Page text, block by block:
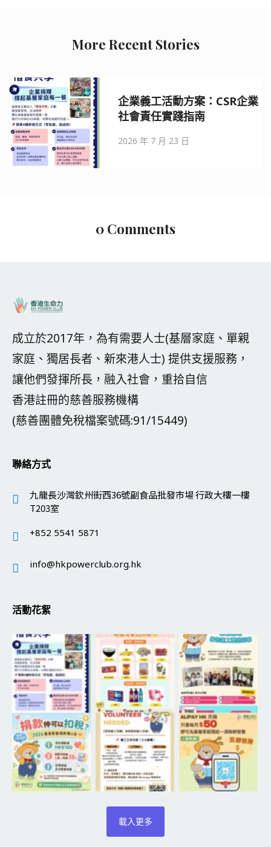
More Recent Stories
：CSR企業
香港義工招募
活動報名・義
香港生命力
0 Comments
成立於2017年，為有需要人士(基層家庭、單親
家庭、獨居長者、新來港人士) 提供支援服務，
讓他們發揮所長，融入社會，重拾自信
香港註冊的慈善服務機構
(慈善團體免稅檔案號碼:91/15449)
聯絡方式
九龍長沙灣欽州街西36號副食品批發市場 行政大樓一樓
T203室
+852 5541 5871
info@hkpowerclub.org.hk
活動花絮
載入更多